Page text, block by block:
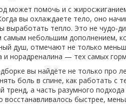
может помочь и с
вы охлаждаете тело, оно
выработать тепло. Это не чудо-
самым небольшим дополнением,
душ, отмечают не только
и норадреналина — тех самых
вы найдёте не только про
боль в спине, как работать
тренд, а часть разумного
восстанавливалось быстрее,